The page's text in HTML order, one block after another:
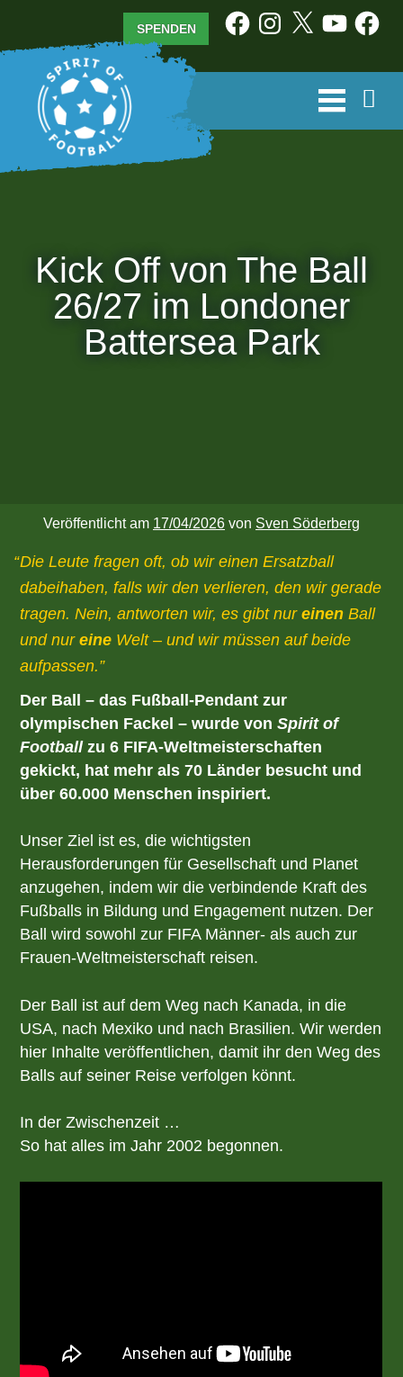
springen
FacebookInstagram
X YouTube
SPENDEN
Kick Off von The Ball
26/27 im Londoner
Battersea Park
Veröffentlicht am 17/04/2026 von Sven Söderberg
Die Leute fragen oft, ob wir einen Ersatzball
dabeihaben, falls wir den verlieren, den wir gerade
tragen. Nein, antworten wir, es gibt nureinen Ball
und nureine Welt – und wir müssen auf beide
aufpassen.
Der Ball – das Fußball-Pendant zur
olympischen Fackel – wurde vonSpirit of
Footballzu 6 FIFA-Weltmeisterschaften
gekickt, hat mehr als 70 Länder besucht und
über 60.000 Menschen inspiriert.
Unser Ziel ist es, die wichtigsten
Herausforderungen für Gesellschaft und Planet
anzugehen, indem wir die verbindende Kraft des
Fußballs in Bildung und Engagement nutzen. Der
Ball wird sowohl zur FIFA Männer- als auch zur
Frauen-Weltmeisterschaft reisen.
Der Ball ist auf dem Weg nach Kanada, in die
USA, nach Mexiko und nach Brasilien. Wir werden
hier Inhalte veröffentlichen, damit ihr den Weg des
Balls auf seiner Reise verfolgen könnt.
In der Zwischenzeit …
So hat alles im Jahr 2002 begonnen.